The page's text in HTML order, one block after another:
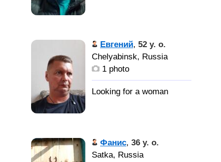
Евгений, 52 y. o.
Chelyabinsk, Russia
1 photo
Фанис, 36 y. o.
Satka, Russia